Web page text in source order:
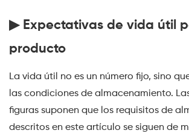
▶ Expectativas de vida útil
producto
La vida útil no es un número fijo, sino
las condiciones de almacenamiento.
figuras suponen que los requisitos de
descritos en este artículo se siguen de